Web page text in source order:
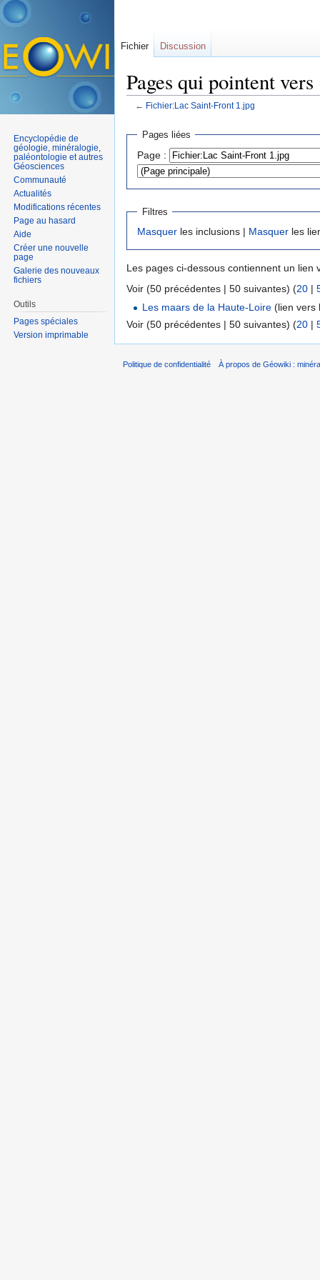
Pages qui pointent
← Fichier:Lac Saint-Front 1.jpg
Pages liées
Page :
Filtres
Masquer les inclusions | Masquer les
Les pages ci-dessous contiennent un lien
Voir (50 précédentes | 50 suivantes) (20 |
Les maars de la Haute-Loire (lien vers
Voir (50 précédentes | 50 suivantes) (20 |
Fichier Discussion
Encyclopédie de
géologie, minéralogie,
paléontologie et autres
Géosciences
Communauté
Actualités
Modifications récentes
Page au hasard
Aide
Créer une nouvelle
page
Galerie des nouveaux
fichiers
Outils
Pages spéciales
Version imprimable
Politique de confidentialité À propos de Géowiki :